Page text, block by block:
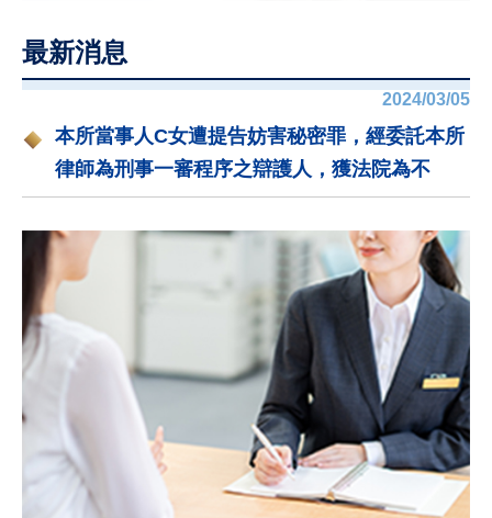
最新消息
2024/03/05
本所當事人C女遭提告妨害秘密罪，經委託本所
律師為刑事一審程序之辯護人，獲法院為不